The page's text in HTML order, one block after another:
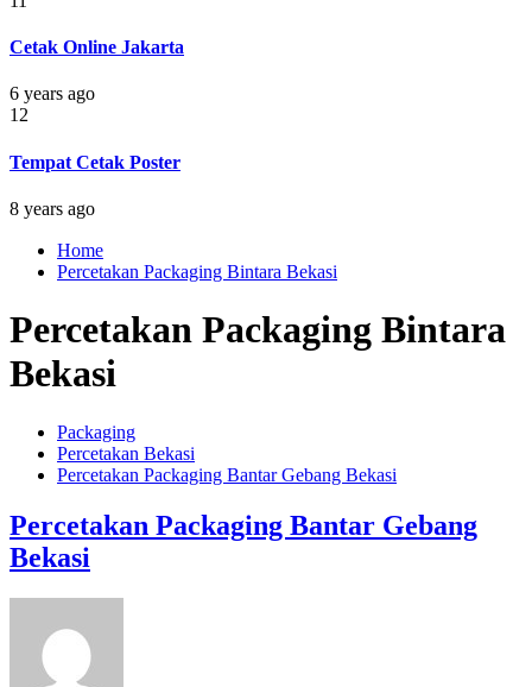
Cetak Online Jakarta
6 years ago
12
Tempat Cetak Poster
8 years ago
Home
Percetakan Packaging Bintara Bekasi
Percetakan Packaging Bintara
Bekasi
Packaging
Percetakan Bekasi
Percetakan Packaging Bantar Gebang Bekasi
Percetakan Packaging Bantar Gebang
Bekasi